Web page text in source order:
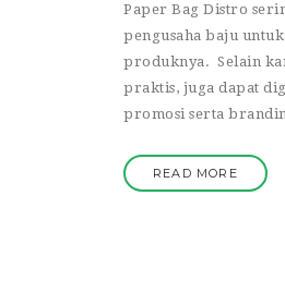
Paper Bag Distro
pengusaha baju untuk
produknya. Selain
praktis, juga dapat
promosi serta
READ MORE